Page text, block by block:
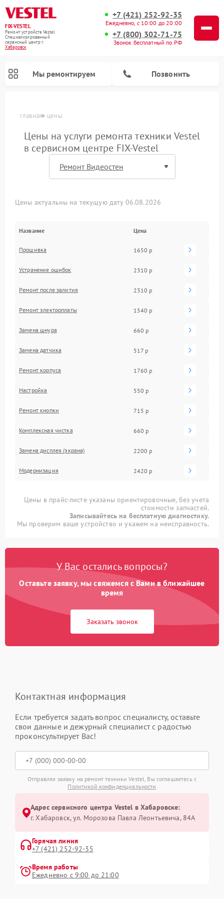
FIX-VESTEL
Ремонт устройств Vestel
Специализированный
cервисный центр г.
Хабаровск
+7 (421) 252-92-35
Ежедневно, с 10:00 до 20:00
+7 (800) 302-71-75
Звонок бесплатный по РФ
Мы ремонтируем Позвонить
главная цены
Цены на услуги ремонта техники Vestel
в сервисном центре FIX-Vestel
Цены актуальны на текущую дату 06.08.2026
Название Цена
Прошивка 1650 р
Устранение ошибок 2310 р
Ремонт после залития 2310 р
Ремонт электроплаты 1540 р
Замена шнура 660 р
Замена датчика 517 р
Ремонт корпуса 1760 р
Настройка 550 р
Ремонт кнопки 715 р
Комплексная чистка 660 р
Замена дисплея (экрана) 2200 р
Модернизация 2420 р
Цены в прайс-листе указаны ориентировочные, без учета
стоимости запчастей.
Записывайтесь на бесплатную диагностику.
Мы проверим ваше устройство и укажем на неисправность.
У Вас остались вопросы?
Оставьте заявку, мы свяжемся с Вами в ближайшее
время
Заказать звонок
Контактная информация
Если требуется задать вопрос специалисту, оставьте
свои данные и дежурный специалист с радостью
проконсультирует Вас!
Отправляя заявку на ремонт техники Vestel, Вы соглашаетесь с
Политикой конфиденциальности
Адрес сервисного центра Vestel в Хабаровске:
г. Хабаровск, ул. Морозова Павла Леонтьевича, 84А
Горячая линия
+7 (421) 252-92-35
Время работы
Ежедневно с 9:00 до 21:00